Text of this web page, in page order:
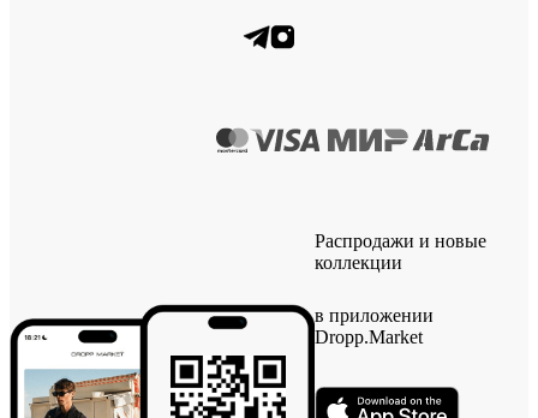
Распродажи и новые
коллекции
в приложении
Dropp.Market